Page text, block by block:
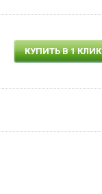
КУПИТЬ В 1 КЛИК